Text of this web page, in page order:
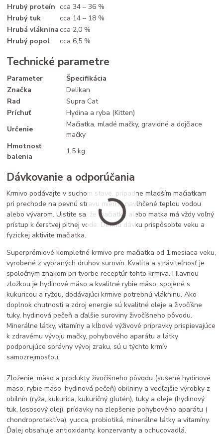
Hrubý proteín cca 34 – 36 %
Hrubý tuk
cca 14 – 18 %
Hrubá vlákninacca 2,0 %
Hrubý popol
cca 6,5 %
Technické parametre
Parameter
Špecifikácia
Značka
Delikan
Rad
Supra Cat
Príchuť
Hydina a ryba (Kitten)
Určenie
Mačiatka, mladé mačky, gravidné a dojčiace
mačky
Hmotnosť
balenia
1,5 kg
Dávkovanie a odporúčania
Krmivo podávajte v suchom stave, prípadne mladším mačiatkam
pri prechode na pevnú stravu mierne navlhčené teplou vodou
alebo vývarom. Uistite sa, že mačiatko alebo matka má vždy voľný
prístup k čerstvej pitnej vode. Dennú dávku prispôsobte veku a
fyzickej aktivite mačiatka.
Superprémiové kompletné krmivo pre mačiatka od 1.mesiaca veku,
vyrobené z vybraných druhov surovín. Kvalita a stráviteľnosť je
spoločným znakom pri tvorbe receptúr tohto krmiva. Hlavnou
zložkou je hydinové mäso a kvalitné rybie mäso, spojené s
kukuricou a ryžou, dodávajúci krmive potrebnú vlákninu. Ako
doplnok chutnosti a zdroj energie sú kvalitné oleje a živočíšne
tuky, hydinová pečeň a ďalšie suroviny živočíšneho pôvodu.
Minerálne látky, vitamíny a kĺbové výživové prípravky prispievajúce
k zdravému vývoju mačky, pohybového aparátu a látky
podporujúce správny vývoj zraku, sú u týchto krmív
samozrejmosťou.
Zloženie: mäso a produkty živočíšneho pôvodu (sušené hydinové
mäso, rybie mäso, hydinová pečeň) obilniny a vedľajšie výrobky z
obilnín (ryža, kukurica, kukuričný glutén), tuky a oleje (hydinový
tuk, lososový olej), prídavky na zlepšenie pohybového aparátu (
chondroprotektíva), yucca, probiotiká, minerálne látky a vitamíny.
Ďalej obsahuje antioxidanty, konzervanty a ochucovadlá.